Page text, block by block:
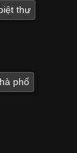
thự
phố